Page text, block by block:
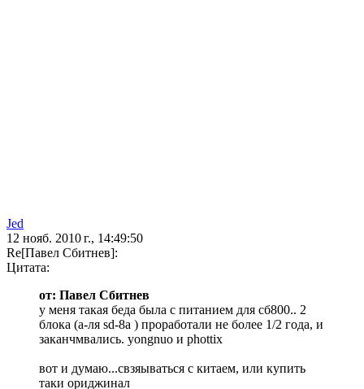
Jed
12 нояб. 2010 г., 14:49:50
Re[Павел Сбитнев]:
Цитата:
от: Павел Сбитнев
у меня такая беда была с питанием для сб800.. 2
блока (а-ля sd-8a ) проработали не более 1/2 года, и
заканчмвались. yongnuo и phottix
вот и думаю...свзяываться с китаем, или купить
таки ориджинал